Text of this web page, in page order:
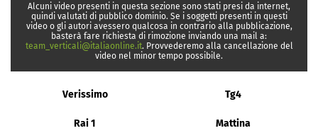
Alcuni video presenti in questa sezione sono stati presi da internet,
quindi valutati di pubblico dominio. Se i soggetti presenti in questi
video o gli autori avessero qualcosa in contrario alla pubblicazione,
basterà fare richiesta di rimozione inviando una mail a:
team_verticali@italiaonline.it. Provvederemo alla cancellazione del
video nel minor tempo possibile.
Verissimo Tg4
Rai 1 Mattina